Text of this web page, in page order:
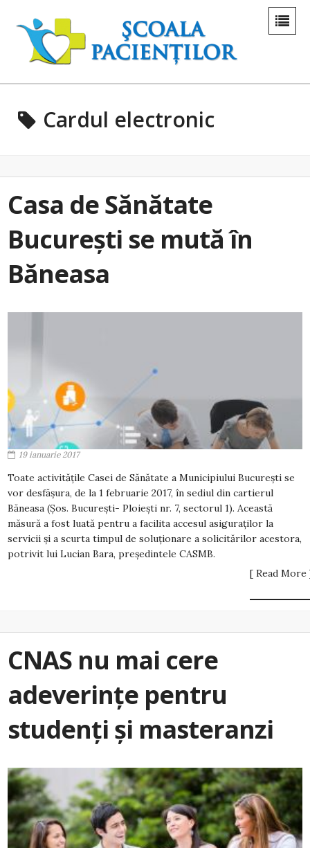
Cardul electronic
Casa de Sănătate
București se mută în
Băneasa
19 ianuarie 2017
Toate activitățile Casei de Sănătate a Municipiului București se
vor desfășura, de la 1 februarie 2017, în sediul din cartierul
Băneasa (Șos. București- Ploiești nr. 7, sectorul 1). Această
măsură a fost luată pentru a facilita accesul asiguraților la
servicii și a scurta timpul de soluționare a solicitărilor acestora,
potrivit lui Lucian Bara, președintele CASMB.
[ Read More
CNAS nu mai cere
adeverințe pentru
studenți și masteranzi